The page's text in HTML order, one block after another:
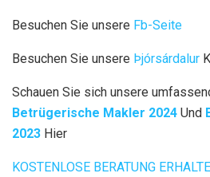
Besuchen Sie unsere Fb-Seite
Besuchen Sie unsere Þjórsárdalur
Schauen Sie sich unsere
Betrügerische Makler 2024 Und
2023 Hier
KOSTENLOSE BERATUNG